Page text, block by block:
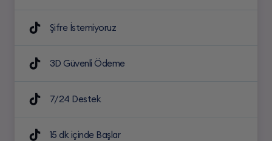
Şifre İstemiyoruz
3D Güvenli Ödeme
7/24 Destek
15 dk içinde Başlar